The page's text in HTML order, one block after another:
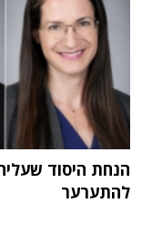
הנחת היסוד
להתערער